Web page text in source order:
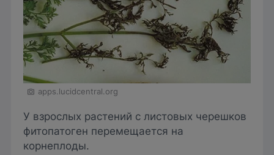
apps.lucidcentral.org
У взрослых растений с листовых черешков
фитопатоген перемещается на
корнеплоды.